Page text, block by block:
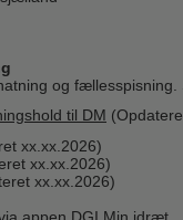
og
til DM
xx.xx.2026)
xx.xx.2026)
xx.xx.2026)